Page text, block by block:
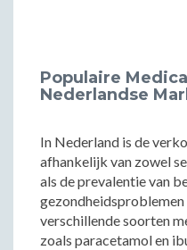
Populaire
Nederlandse
In Nederland is de
afhankelijk van zowel
als de prevalentie van
verschillende soorten
zoals paracetamol en